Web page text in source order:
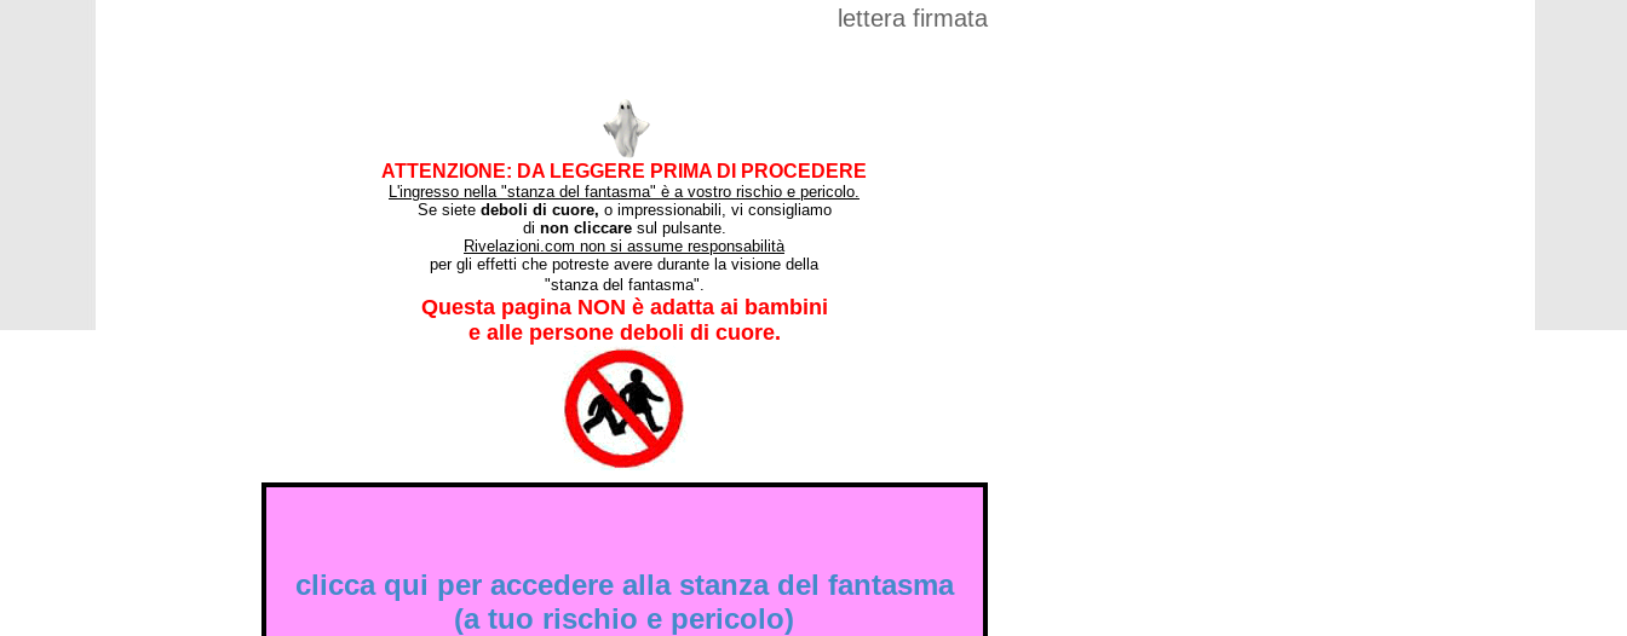
lettera firmata
ATTENZIONE: DA LEGGERE PRIMA DI PROCEDERE
L'ingresso nella "stanza del fantasma" è a vostro rischio e pericolo.
Se siete deboli di cuore, o impressionabili, vi consigliamo
di non cliccaresul pulsante.
Rivelazioni.com non si assume responsabilità
per gli effetti che potreste avere durante la visione della
"stanza del fantasma".
Questa pagina NON è adatta ai bambini
e alle persone deboli di cuore.
clicca qui per accedere alla stanza del fantasma
(a tuo rischio e pericolo)